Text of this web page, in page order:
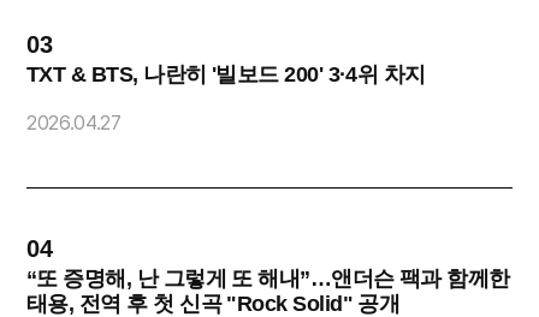
03
TXT & BTS, 나란히 '빌보드 200' 3·4위 차지
2026.04.27
04
“또 증명해, 난 그렇게 또 해내”…앤더슨 팩과 함께한
태용, 전역 후 첫 신곡 "Rock Solid" 공개